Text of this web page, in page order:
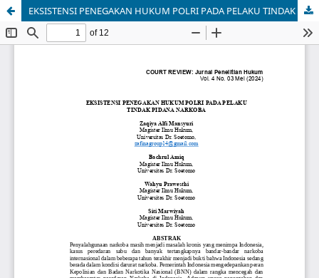
EKSISTENSI PENEGAKAN HUKUM POLRI PADA PELAKU TINDAK PIDANA NARKOBA